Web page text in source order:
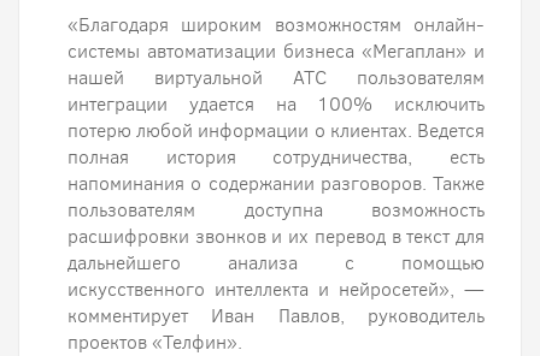
«Благодаря широким возможностям онлайн-
системы автоматизации бизнеса «Мегаплан» и
нашей виртуальной АТС пользователям
интеграции удается на 100% исключить
потерю любой информации о клиентах. Ведется
полная история сотрудничества, есть
напоминания о содержании разговоров. Также
пользователям доступна возможность
расшифровки звонков и их перевод в текст для
дальнейшего анализа с помощью
искусственного интеллекта и нейросетей», —
комментирует Иван Павлов, руководитель
проектов «Телфин».